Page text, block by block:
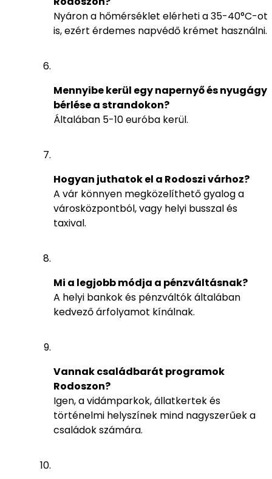
Nyáron a hőmérséklet elérheti a 35-40°C-ot
is, ezért érdemes napvédő krémet használni.
Mennyibe kerül egy napernyő és nyugágy
bérlése a strandokon?
Általában 5-10 euróba kerül.
Hogyan juthatok el a Rodoszi várhoz?
A vár könnyen megközelíthető gyalog a
városközpontból, vagy helyi busszal és
taxival.
Mi a legjobb módja a pénzváltásnak?
A helyi bankok és pénzváltók általában
kedvező árfolyamot kínálnak.
Vannak családbarát programok
Rodoszon?
Igen, a vidámparkok, állatkertek és
történelmi helyszínek mind nagyszerűek a
családok számára.